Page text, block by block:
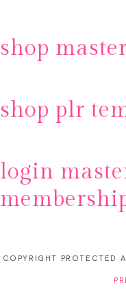
shop
shop plr
login
COPYRIGHT PROTECTED